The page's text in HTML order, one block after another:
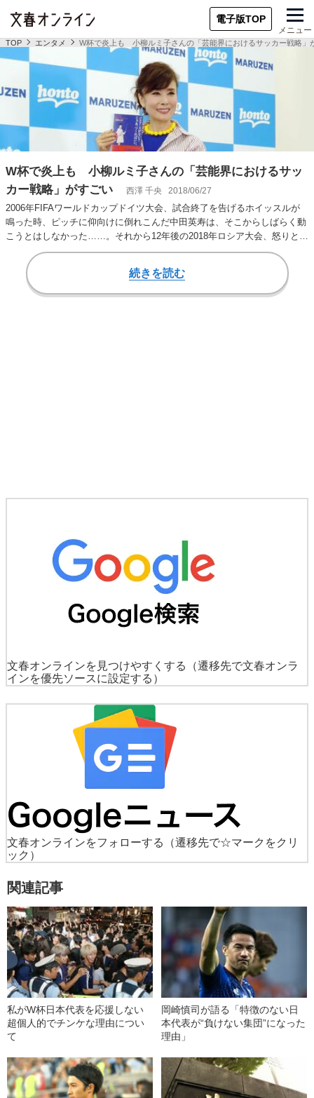
電子版TOP
メニュー
TOP エンタメ W杯で炎上も 小柳ルミ子さんの「芸能界におけるサッカー戦略」
W杯で炎上も 小柳ルミ子さんの「芸能界におけるサッ
カー戦略」がすごい
西澤 千央 2018/06/27
2006年FIFAワールドカップドイツ大会、試合終了を告げるホイッスルが
鳴った時、ピッチに仰向けに倒れこんだ中田英寿は、そこからしばらく動
こうとはしなかった……。それから12年後の2018年ロシア大会、怒りと悲
続きを読む
文春オンラインを見つけやすくする
（遷移先で文春オンラ
インを優先ソースに設定する）
文春オンラインをフォローする
（遷移先で☆マークをクリ
ック）
関連記事
私がW杯日本代表を応援しない
超個人的でチンケな理由につい
て
岡崎慎司が語る「特徴のない日
本代表が“負けない集団”になった
理由」